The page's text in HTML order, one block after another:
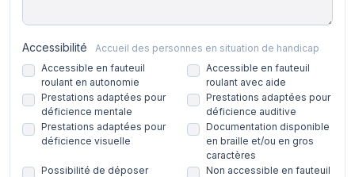
Accessibilité
Accueil des personnes en situation de handicap
Accessible en fauteuil
roulant en autonomie
Accessible en fauteuil
roulant avec aide
Prestations adaptées pour
déficience mentale
Prestations adaptées pour
déficience auditive
Prestations adaptées pour
déficience visuelle
Documentation disponible
en braille et/ou en gros
caractères
Possibilité de déposer
Non accessible en fauteuil